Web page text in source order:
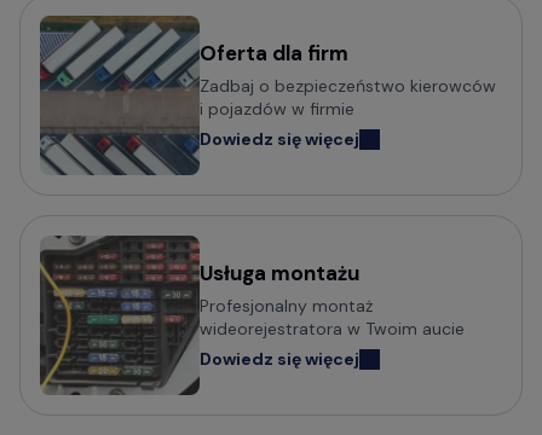
Wideorejestratory FITCAMX
Wideorejestratory BlackVue
Wideorejestratory FineVu
Wideorejestratory MBG Line
Potrzebujesz porady w wyborze
wideorejestratora?
Sprawdź praktyczny poradnik o tym na co zwrócić
Oferta dla firm
Zadbaj o bezpieczeństwo kierowców
i pojazdów w firmie
Dowiedz się więcej
Usługa montażu
Profesjonalny montaż
wideorejestratora w Twoim aucie
Dowiedz się więcej